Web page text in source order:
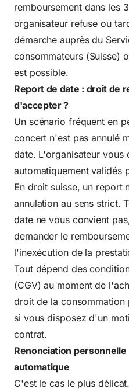
remboursement dans les
organisateur refuse ou
démarche auprès du
consommateurs (Suisse)
est possible.
Report de date : droit de
d'accepter ?
Un scénario fréquent en
concert n'est pas annulé
date. L'organisateur vous
automatiquement validés
En droit suisse, un report
annulation au sens strict.
date ne vous convient
demander le
l'inexécution de la
Tout dépend des
(CGV) au moment de
droit de la consommation
si vous disposez d'un
contrat.
Renonciation
automatique
C'est le cas le plus